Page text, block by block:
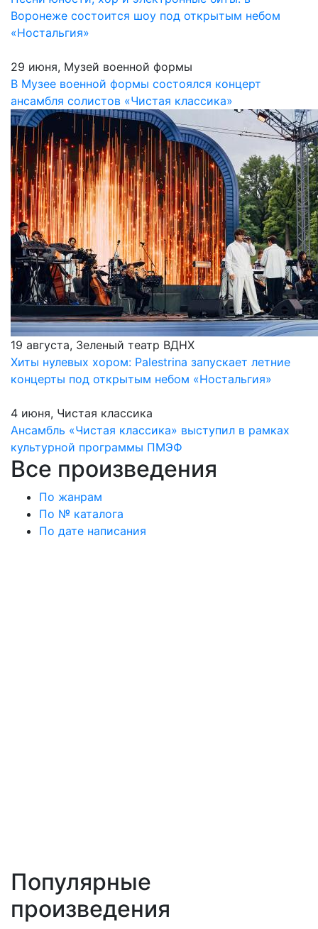
Воронеже состоится шоу под открытым небом
«Ностальгия»
29 июня, Музей военной формы
В Музее военной формы состоялся концерт
ансамбля солистов «Чистая классика»
19 августа, Зеленый театр ВДНХ
Хиты нулевых хором: Palestrina запускает летние
концерты под открытым небом «Ностальгия»
4 июня, Чистая классика
Ансамбль «Чистая классика» выступил в рамках
культурной программы ПМЭФ
Все произведения
По жанрам
По № каталога
По дате написания
Популярные
произведения